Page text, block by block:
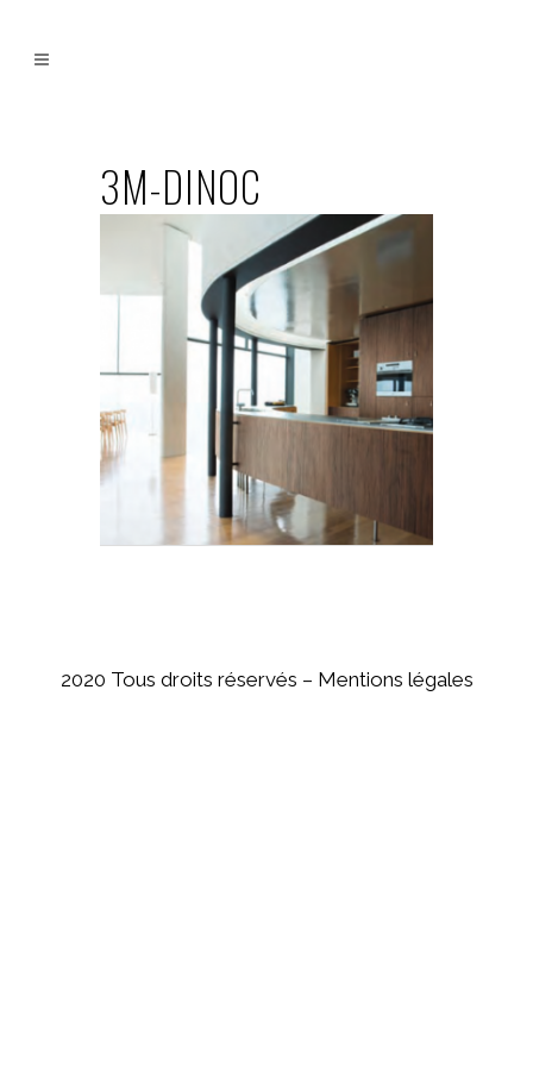
3M-DINOC
2020 Tous droits réservés – Mentions légales